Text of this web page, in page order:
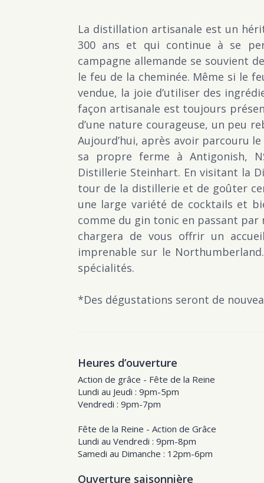
La distillation artisanale est un
300 ans et qui continue à se
campagne allemande se souvient
le feu de la cheminée. Même si le
vendue, la joie d’utiliser des
façon artisanale est toujours
d’une nature courageuse, un peu
Aujourd’hui, après avoir parcouru
sa propre ferme à Antigonish,
Distillerie Steinhart. En visitant la
tour de la distillerie et de goûter
une large variété de cocktails et
comme du gin tonic en passant par
chargera de vous offrir un
imprenable sur le
spécialités.
*Des dégustations seront de
Heures d’ouverture
Action de grâce - Fête de la Reine
Lundi au Jeudi : 9pm-5pm
Vendredi : 9pm-7pm
Fête de la Reine - Action de Grâce
Lundi au Vendredi : 9pm-8pm
Samedi au Dimanche : 12pm-6pm
Ouverture saisonnière